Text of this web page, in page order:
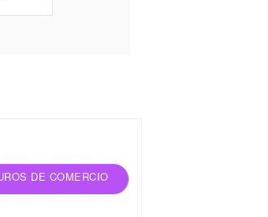
DE COMERCIO